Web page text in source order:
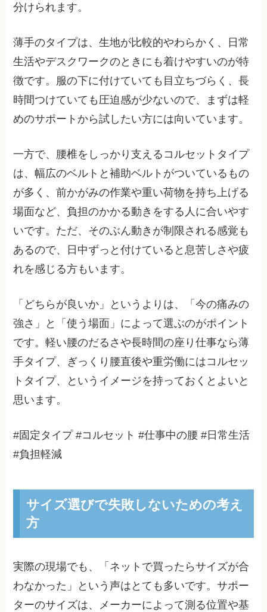
分けられます。
薄手のタイプは、生地が比較的やわらかく、日常
生活やデスクワークのときにも着けやすいのが特
徴です。服の下に付けていても目立ちづらく、長
時間つけていても圧迫感が少ないので、まずは軽
めのサポートから試したい方には向いています。
一方で、腰椎をしっかり支えるコルセットタイプ
は、幅広のベルトと補助ベルトがついているもの
が多く、前かがみの作業や重い荷物を持ち上げる
場面など、負担のかかる動きをする人に合いやす
いです。ただ、そのぶん動きが制限される感覚も
あるので、日中ずっと付けていると息苦しさや疲
れを感じる方もいます。
「どちらが良いか」というよりは、「今の痛みの
強さ」と「使う場面」によって選ぶのがポイント
です。軽い腰のだるさや長時間の座り仕事なら薄
手タイプ、ぎっくり腰直後や重労働にはコルセッ
トタイプ、というイメージを持っておくとよいと
思います。
#固定タイプ #コルセット #仕事中の腰 #日常生活
#負担軽減
サイズ選びで失敗しないための考え
方
実際の現場でも、「ネットで買ったらサイズが合
わなかった」という声はとても多いです。サポー
ターのサイズは、メーカーによって測る位置や基